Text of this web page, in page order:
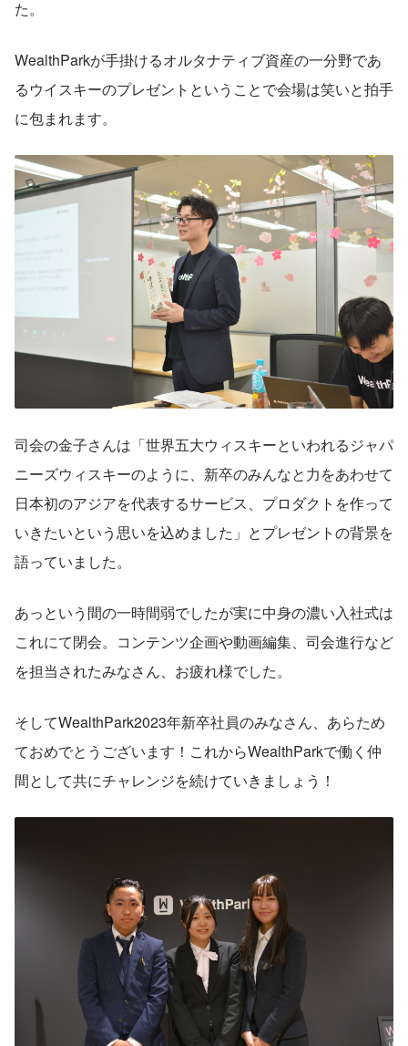
た。
WealthParkが手掛けるオルタナティブ資産の一分野であ
るウイスキーのプレゼントということで会場は笑いと拍手
に包まれます。
司会の金子さんは「世界五大ウィスキーといわれるジャパ
ニーズウィスキーのように、新卒のみんなと力をあわせて
日本初のアジアを代表するサービス、プロダクトを作って
いきたいという思いを込めました」とプレゼントの背景を
語っていました。
あっという間の一時間弱でしたが実に中身の濃い入社式は
これにて閉会。コンテンツ企画や動画編集、司会進行など
を担当されたみなさん、お疲れ様でした。
そしてWealthPark2023年新卒社員のみなさん、あらため
ておめでとうございます！これからWealthParkで働く仲
間として共にチャレンジを続けていきましょう！